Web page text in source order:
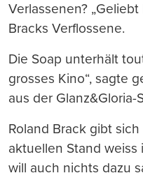
Verlassenen?
Bracks Verflossene.
Die Soap unterhält
grosses Kino“, sagte
aus der Glanz&Gloria-
Roland Brack gibt
aktuellen Stand
will auch nichts dazu